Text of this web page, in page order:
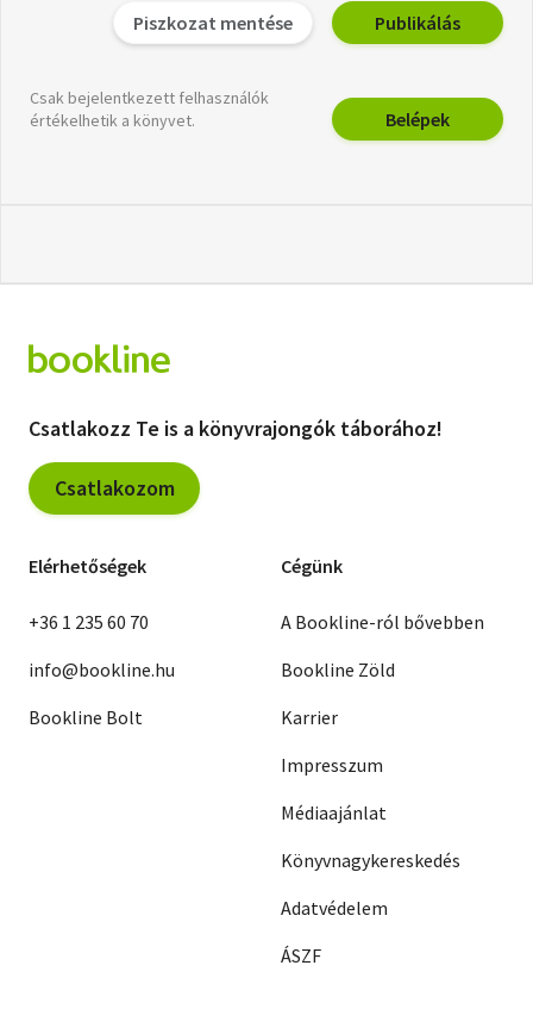
Piszkozat mentése Publikálás
Csak bejelentkezett felhasználók
értékelhetik a könyvet.
Belépek
Csatlakozz Te is a könyvrajongók táborához!
Csatlakozom
Elérhetőségek
+36 1 235 60 70
info@bookline.hu
Bookline Bolt
Cégünk
A Bookline-ról bővebben
Bookline Zöld
Karrier
Impresszum
Médiaajánlat
Könyvnagykereskedés
Adatvédelem
ÁSZF